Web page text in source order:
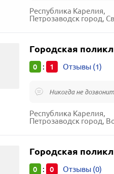
Республика Карелия,
Петрозаводск город,
Городская
0 : 1 Отзывы (1)
Никогда не
Республика Карелия,
Петрозаводск город,
Городская
0 : 0 Отзывы (0)